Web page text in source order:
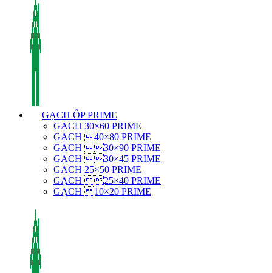
GẠCH ỐP PRIME
GẠCH 30×60 PRIME
GẠCH 40×80 PRIME
GẠCH 30×90 PRIME
GẠCH 30×45 PRIME
GẠCH 25×50 PRIME
GẠCH 25×40 PRIME
GẠCH 10×20 PRIME